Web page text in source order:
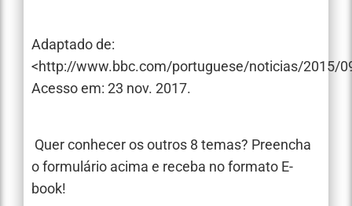
Adaptado de:
<http://www.bbc.com/portuguese/noticias/2015/
Acesso em: 23 nov. 2017.
Quer conhecer os outros 8 temas? Preencha
o formulário acima e receba no formato E-
book!